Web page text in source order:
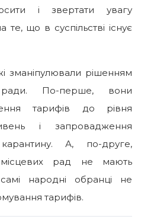
і звертати увагу
що в суспільстві існує
зманіпулювали рішенням
ради. По-перше, вони
тарифів до рівня
і запровадження
А, по-друге,
місцевих рад не мають
народні обранці не
тарифів.